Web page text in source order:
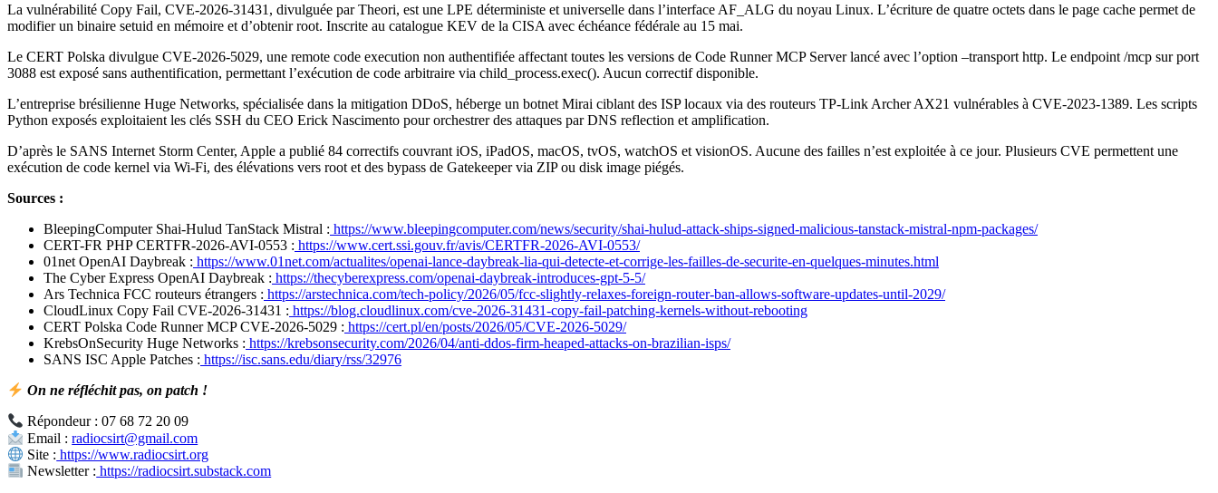
La vulnérabilité Copy Fail, CVE-2026-31431, divulguée par Theori, est une LPE déterministe et universelle dans l’interface AF_ALG du noyau Linux. L’écriture de quatre octets dans le page cache permet de
modifier un binaire setuid en mémoire et d’obtenir root. Inscrite au catalogue KEV de la CISA avec échéance fédérale au 15 mai.
Le CERT Polska divulgue CVE-2026-5029, une remote code execution non authentifiée affectant toutes les versions de Code Runner MCP Server lancé avec l’option –transport http. Le endpoint /mcp sur port
3088 est exposé sans authentification, permettant l’exécution de code arbitraire via child_process.exec(). Aucun correctif disponible.
L’entreprise brésilienne Huge Networks, spécialisée dans la mitigation DDoS, héberge un botnet Mirai ciblant des ISP locaux via des routeurs TP-Link Archer AX21 vulnérables à CVE-2023-1389. Les scripts
Python exposés exploitaient les clés SSH du CEO Erick Nascimento pour orchestrer des attaques par DNS reflection et amplification.
D’après le SANS Internet Storm Center, Apple a publié 84 correctifs couvrant iOS, iPadOS, macOS, tvOS, watchOS et visionOS. Aucune des failles n’est exploitée à ce jour. Plusieurs CVE permettent une
exécution de code kernel via Wi-Fi, des élévations vers root et des bypass de Gatekeeper via ZIP ou disk image piégés.
Sources :
BleepingComputer Shai-Hulud TanStack Mistral : https://www.bleepingcomputer.com/news/security/shai-hulud-attack-ships-signed-malicious-tanstack-mistral-npm-packages/
CERT-FR PHP CERTFR-2026-AVI-0553 : https://www.cert.ssi.gouv.fr/avis/CERTFR-2026-AVI-0553/
01net OpenAI Daybreak : https://www.01net.com/actualites/openai-lance-daybreak-lia-qui-detecte-et-corrige-les-failles-de-securite-en-quelques-minutes.html
The Cyber Express OpenAI Daybreak : https://thecyberexpress.com/openai-daybreak-introduces-gpt-5-5/
Ars Technica FCC routeurs étrangers : https://arstechnica.com/tech-policy/2026/05/fcc-slightly-relaxes-foreign-router-ban-allows-software-updates-until-2029/
CloudLinux Copy Fail CVE-2026-31431 : https://blog.cloudlinux.com/cve-2026-31431-copy-fail-patching-kernels-without-rebooting
CERT Polska Code Runner MCP CVE-2026-5029 : https://cert.pl/en/posts/2026/05/CVE-2026-5029/
KrebsOnSecurity Huge Networks : https://krebsonsecurity.com/2026/04/anti-ddos-firm-heaped-attacks-on-brazilian-isps/
SANS ISC Apple Patches : https://isc.sans.edu/diary/rss/32976
On ne réfléchit pas, on patch !
Répondeur : 07 68 72 20 09
Email :radiocsirt@gmail.com
Site : https://www.radiocsirt.org
Newsletter : https://radiocsirt.substack.com